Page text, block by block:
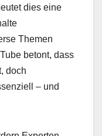
dies eine
Themen
betont, dass
doch
– und